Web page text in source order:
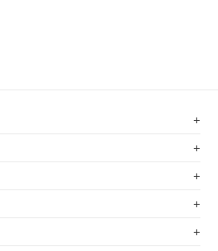
+
+
+
+
+